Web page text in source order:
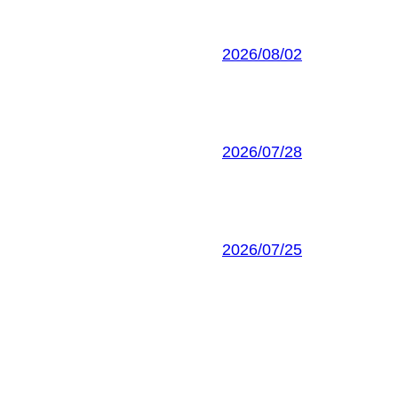
2026/08/02
2026/07/28
2026/07/25